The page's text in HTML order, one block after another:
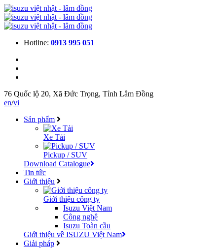
Hotline: 0913 995 051
76 Quốc lộ 20, Xã Đức Trọng, Tỉnh Lâm Đồng
en/vi
Sản phẩm
Xe Tải
Pickup / SUV
Download Catalogue
Tin tức
Giới thiệu
Giới thiệu công ty
Isuzu Việt Nam
Công nghệ
Isuzu Toàn cầu
Giới thiệu về ISUZU Việt Nam
Giải pháp